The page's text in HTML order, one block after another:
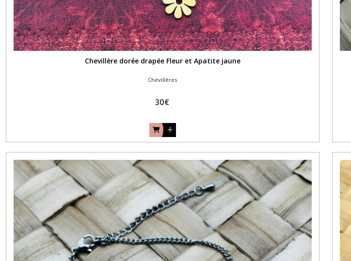
Chevillère dorée drapée Fleur et Apatite jaune
Chevillères
30€